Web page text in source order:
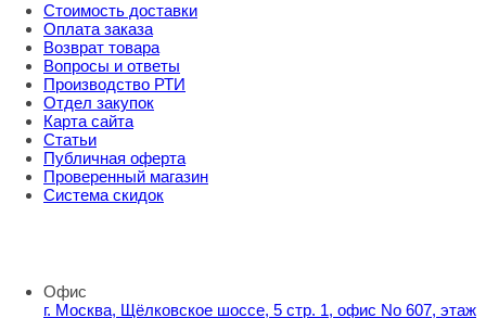
Стоимость доставки
Оплата заказа
Возврат товара
Вопросы и ответы
Производство РТИ
Отдел закупок
Карта сайта
Статьи
Публичная оферта
Проверенный магазин
Система скидок
Офис
г. Москва, Щёлковское шоссе, 5 стр. 1, офис No 607, этаж